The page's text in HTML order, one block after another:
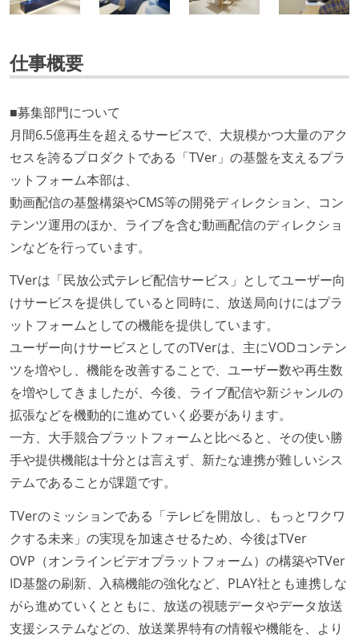
仕事概要
■募集部門について
月間6.5億再生を超えるサービスで、大規模かつ大量のアク
セスを誇るプロダクトである「TVer」の基盤を支えるプラ
ットフォーム本部は、
動画配信の基盤構築やCMS等の開発ディレクション、コン
テンツ運用のほか、ライブを含む動画配信のディレクショ
ンなどを行っています。
TVerは「民放公式テレビ配信サービス」としてユーザー向
けサービスを提供していると同時に、放送局向けにはプラ
ットフォームとしての機能を提供しています。
ユーザー向けサービスとしてのTVerは、主にVODコンテン
ツを増やし、機能を改善することで、ユーザー数や再生数
を増やしてきましたが、今後、ライブ配信や新ジャンルの
拡張などを機動的に進めていく必要があります。
一方、大手競合プラットフォームと比べると、その使い勝
手や提供機能は十分とは言えず、新たな連携が難しいシス
テムであることが課題です。
TVerのミッションである「テレビを開放し、もっとワクワ
クする未来」の実現を加速させるため、今後はTVer
OVP（オンラインビデオプラットフォーム）の構築やTVer
ID基盤の刷新、入稿機能の強化など、PLAY社とも連携しな
がら進めていくとともに、放送の視聴データやデータ放送
支援システムなどの、放送業界特有の情報や機能を、より